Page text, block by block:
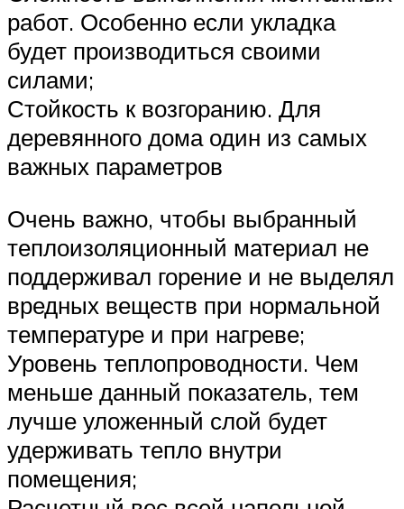
работ. Особенно если укладка
будет производиться своими
силами;
Стойкость к возгоранию. Для
деревянного дома один из самых
важных параметров
Очень важно, чтобы выбранный
теплоизоляционный материал не
поддерживал горение и не выделял
вредных веществ при нормальной
температуре и при нагреве;
Уровень теплопроводности. Чем
меньше данный показатель, тем
лучше уложенный слой будет
удерживать тепло внутри
помещения;